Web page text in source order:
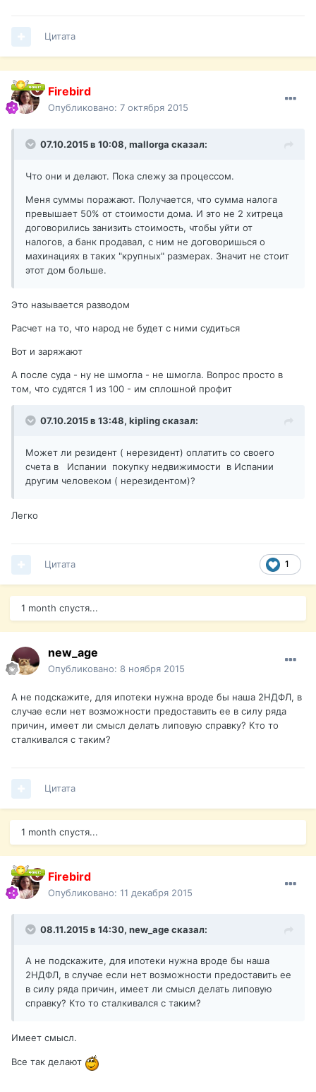
Цитата
Firebird
Опубликовано: 7 октября 2015
07.10.2015 в 10:08, mallorga сказал:
Что они и делают. Пока слежу за процессом.
Меня суммы поражают. Получается, что сумма налога
превышает 50% от стоимости дома. И это не 2 хитреца
договорились занизить стоимость, чтобы уйти от
налогов, а банк продавал, с ним не договоришься о
махинациях в таких "крупных" размерах. Значит не стоит
этот дом больше.
Это называется разводом
Расчет на то, что народ не будет с ними судиться
Вот и заряжают
А после суда - ну не шмогла - не шмогла. Вопрос просто в
том, что судятся 1 из 100 - им сплошной профит
07.10.2015 в 13:48, kiplingсказал:
Может ли резидент ( нерезидент) оплатить со своего
счета в Испании покупку недвижимости в Испании
другим человеком ( нерезидентом)?
Легко
1
Цитата
1 month спустя...
new_age
Опубликовано: 8 ноября 2015
А не подскажите, для ипотеки нужна вроде бы наша 2НДФЛ, в
случае если нет возможности предоставить ее в силу ряда
причин, имеет ли смысл делать липовую справку? Кто то
сталкивался с таким?
Цитата
1 month спустя...
Firebird
Опубликовано: 11 декабря 2015
08.11.2015 в 14:30, new_ageсказал:
А не подскажите, для ипотеки нужна вроде бы наша
2НДФЛ, в случае если нет возможности предоставить ее
в силу ряда причин, имеет ли смысл делать липовую
справку? Кто то сталкивался с таким?
Имеет смысл.
Все так делают